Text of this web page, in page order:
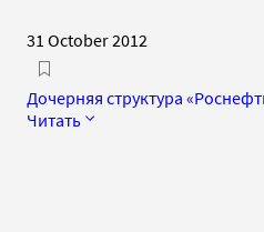
31 October 2012
Дочерняя структура
Читать